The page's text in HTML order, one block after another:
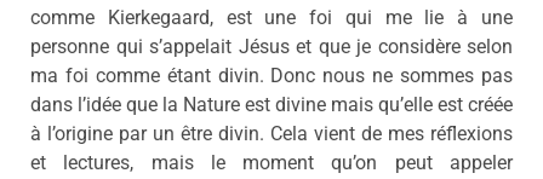
comme Kierkegaard, est une foi qui me lie à une
personne qui s’appelait Jésus et que je considère selon
ma foi comme étant divin. Donc nous ne sommes pas
dans l’idée que la Nature est divine mais qu’elle est créée
à l’origine par un être divin. Cela vient de mes réflexions
et lectures, mais le moment qu’on peut appeler